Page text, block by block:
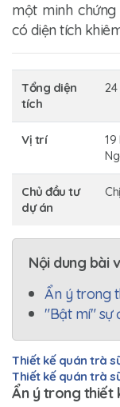
một minh
có diện tích
Tổng diện
tích
24
Vị trí
19
Chủ đầu tư
dự án
Nội dung bài
Ẩn ý trong
"Bật mí" sự
Thiết kế quán trà
Thiết kế quán trà
Ẩn ý trong thiết